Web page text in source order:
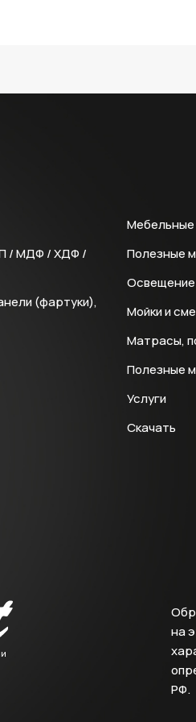
/ МДФ / ХДФ /
(фартуки),
Мебельные
Полезные
Освещение
Мойки и
Матрасы,
Полезные
Услуги
Скачать
на
РФ.